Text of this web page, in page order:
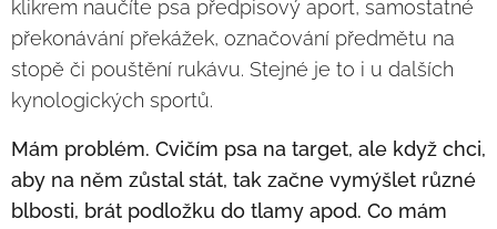
klikrem naučíte psa předpisový aport, samostatné
překonávání překážek, označování předmětu na
stopě či pouštění rukávu. Stejné je to i u dalších
kynologických sportů.
Mám problém. Cvičím psa na target, ale když chci,
aby na něm zůstal stát, tak začne vymýšlet různé
blbosti, brát podložku do tlamy apod. Co mám